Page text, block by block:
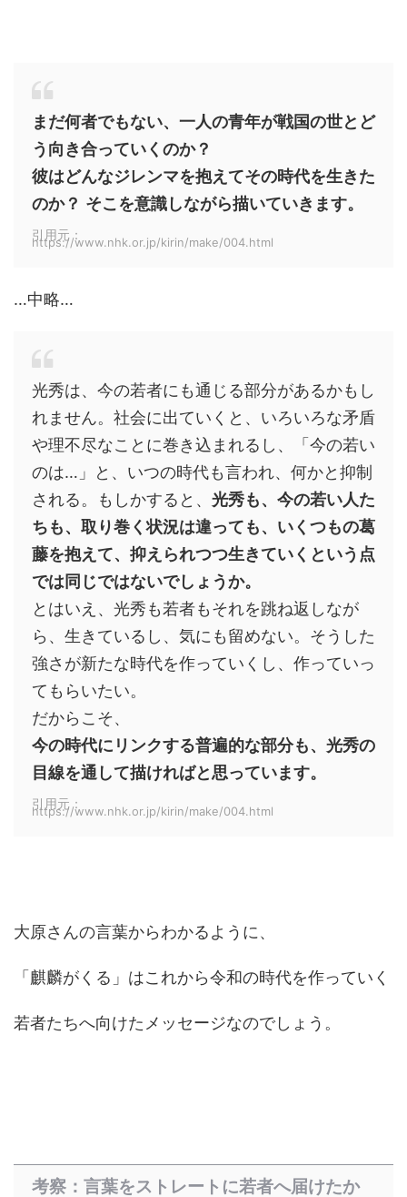
まだ何者でもない、一人の青年が戦国の世とど
う向き合っていくのか？
彼はどんなジレンマを抱えてその時代を生きた
のか？ そこを意識しながら描いていきます。
引用元：
https://www.nhk.or.jp/kirin/make/004.html
…中略…
光秀は、今の若者にも通じる部分があるかもし
れません。社会に出ていくと、いろいろな矛盾
や理不尽なことに巻き込まれるし、「今の若い
のは…」と、いつの時代も言われ、何かと抑制
される。もしかすると、 光秀も、今の若い人た
ちも、取り巻く状況は違っても、いくつもの葛
藤を抱えて、抑えられつつ生きていくという点
では同じではないでしょうか。
とはいえ、光秀も若者もそれを跳ね返しなが
ら、生きているし、気にも留めない。そうした
強さが新たな時代を作っていくし、作っていっ
てもらいたい。
だからこそ、
今の時代にリンクする普遍的な部分も、光秀の
目線を通して描ければと思っています。
引用元：
https://www.nhk.or.jp/kirin/make/004.html
大原さんの言葉からわかるように、
「麒麟がくる」はこれから令和の時代を作っていく
若者たちへ向けたメッセージなのでしょう。
考察：言葉をストレートに若者へ届けたか